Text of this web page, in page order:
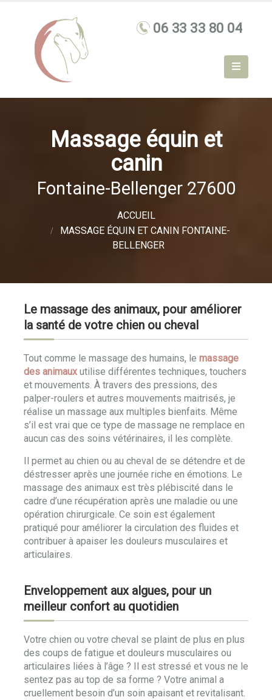
Massage équin et
canin
Fontaine-Bellenger 27600
ACCUEIL
MASSAGE ÉQUIN ET CANIN FONTAINE-
BELLENGER
Le massage des animaux, pour améliorer
la santé de votre chien ou cheval
Tout comme le massage des humains, le massage
des animauxutilise différentes techniques, touchers
et mouvements. À travers des pressions, des
palper-roulers et autres mouvements maitrisés, je
réalise un massage aux multiples bienfaits. Même
s’il est vrai que ce type de massage ne remplace en
aucun cas des soins vétérinaires, il les complète.
Il permet au chien ou au cheval de se détendre et de
déstresser après une journée riche en émotions. Le
massage des animaux est très plébiscité dans le
cadre d’une récupération après une maladie ou une
opération chirurgicale. Ce soin est également
pratiqué pour améliorer la circulation des fluides et
contribuer à apaiser les douleurs musculaires et
articulaires.
Enveloppement aux algues, pour un
meilleur confort au quotidien
Votre chien ou votre cheval se plaint de plus en plus
des coups de fatigue et douleurs musculaires ou
articulaires liées à l’âge ? Il est stressé et vous ne le
sentez pas au top de sa forme ? Votre animal a
cruellement besoin d’un soin apaisant et revitalisant.